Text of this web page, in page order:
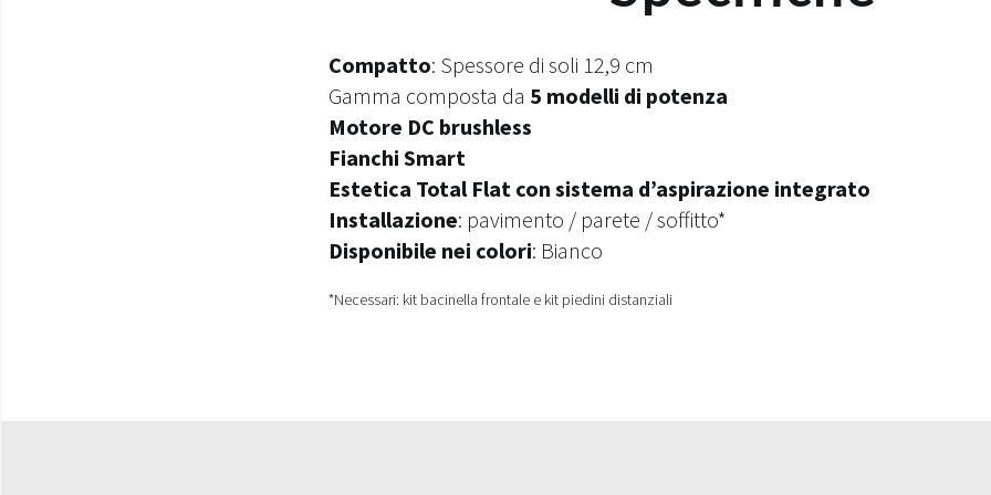
Compatto: Spessore di soli 12,9 cm
Gamma composta da 5 modelli di potenza
Motore DC brushless
Fianchi Smart
Estetica Total Flat con sistema d’aspirazione integrato
Installazione: pavimento / parete / soffitto*
Disponibile nei colori: Bianco
*Necessari: kit bacinella frontale e kit piedini distanziali